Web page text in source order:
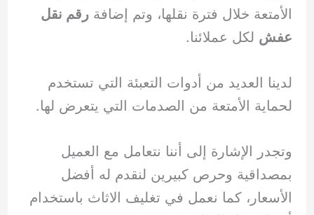
الأمتعة خلال فترة نقلها، وتم إضافة رقم نقل
عفش لكل عملائنا.
لدينا العديد من أدوات التعبئة التي تستخدم
لحماية الأمتعة من الصدمات التي يتعرض لها.
وتجدر الإشارة إلى أننا نتعامل مع العميل
بمصداقية وحرص كبيرين لنقدم له أفضل
الأسعار، كما نعمل في تغليف الاثاث باستخدام